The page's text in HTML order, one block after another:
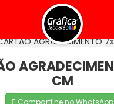
CM
Compartilhe no WhatsApp